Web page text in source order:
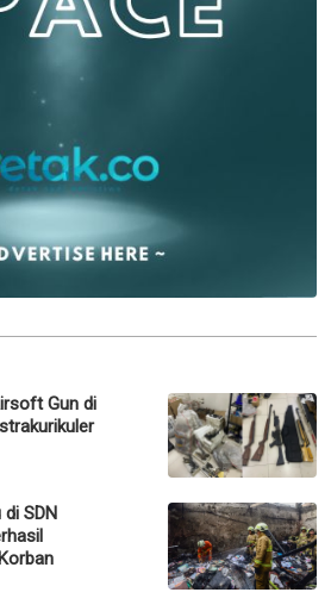
Gun di
di SDN